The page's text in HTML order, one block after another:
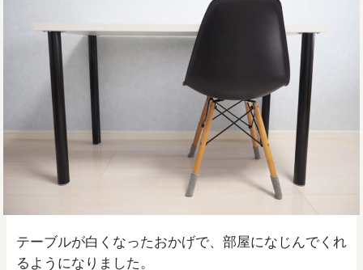
テーブルが白くなったおかげで、部屋になじんでくれ
るようになりました。